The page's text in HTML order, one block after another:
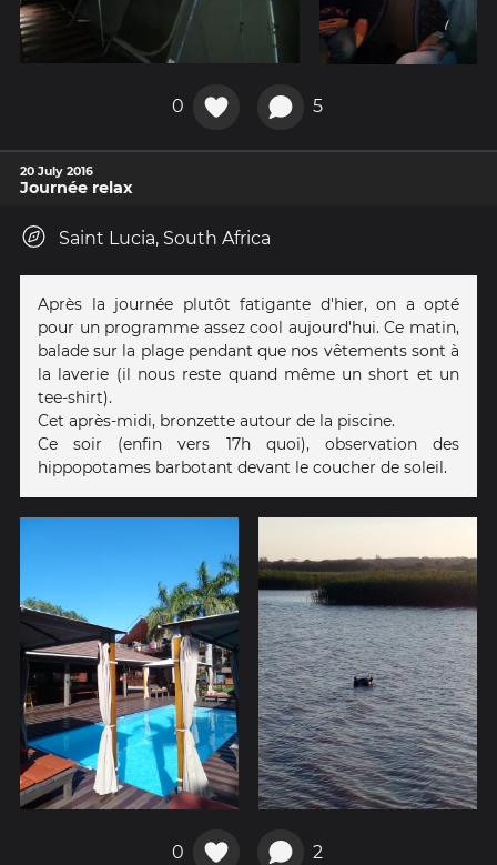
0 5
20 July 2016
Journée relax
Saint Lucia, South Africa
Après la journée plutôt fatigante d'hier, on a opté
pour un programme assez cool aujourd'hui. Ce matin,
balade sur la plage pendant que nos vêtements sont à
la laverie (il nous reste quand même un short et un
tee-shirt).
Cet après-midi, bronzette autour de la piscine.
Ce soir (enfin vers 17h quoi), observation des
hippopotames barbotant devant le coucher de soleil.
0 2